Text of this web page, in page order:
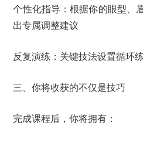
个性化指导：根据你的眼型、
出专属调整建议
反复演练：关键技法设置循环
三、你将收获的不仅是技巧
完成课程后，你将拥有：